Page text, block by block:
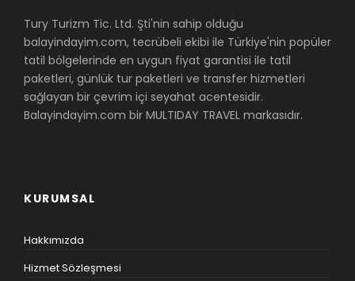
Tury Turizm Tic. Ltd. Şti'nin sahip olduğu
balayindayim.com, tecrübeli ekibi ile Türkiye'nin popüler
tatil bölgelerinde en uygun fiyat garantisi ile tatil
paketleri, günlük tur paketleri ve transfer hizmetleri
sağlayan bir çevrim içi seyahat acentesidir.
Balayindayim.com bir MULTIDAY TRAVEL markasıdır.
KURUMSAL
Hakkımızda
Hizmet Sözleşmesi